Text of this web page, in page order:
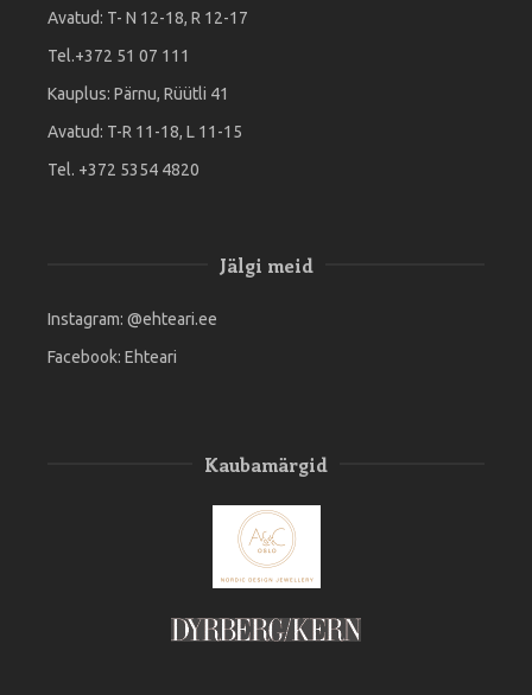
Avatud: T- N 12-18, R 12-17
Tel.+372 51 07 111
Kauplus: Pärnu, Rüütli 41
Avatud: T-R 11-18, L 11-15
Tel. +372 5354 4820
Jälgi meid
Instagram: @ehteari.ee
Facebook: Ehteari
Kaubamärgid